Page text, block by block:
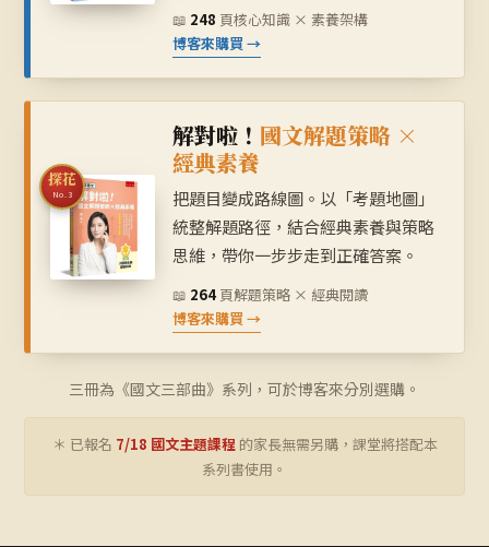
📖 248 頁核心知識 × 素養架構
博客來購買 →
探花
No.3
解對啦！ 國文解題策略 ×
經典素養
把題目變成路線圖。以「考題地圖」
統整解題路徑，結合經典素養與策略
思維，帶你一步步走到正確答案。
📖 264頁解題策略 × 經典閱讀
博客來購買 →
三冊為《國文三部曲》系列，可於博客來分別選購。
＊ 已報名 7/18 國文主題課程的家長無需另購，課堂將搭配本
系列書使用。